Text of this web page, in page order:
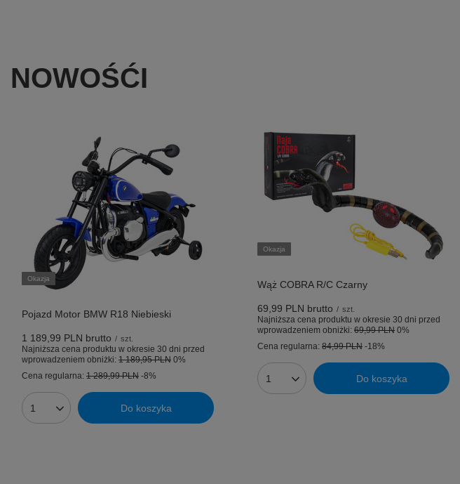
NOWOŚĆI
Okazja
Pojazd Motor BMW R18 Niebieski
1 189,99 PLN brutto / szt.
Najniższa cena produktu w okresie 30 dni przed
wprowadzeniem obniżki: 1 189,95 PLN 0%
Cena regularna: 1 289,99 PLN -8%
Ilość produktów Do koszyka
Okazja
Wąż COBRA R/C Czarny
69,99 PLN brutto / szt.
Najniższa cena produktu w okresie 30 dni przed
wprowadzeniem obniżki: 69,99 PLN 0%
Cena regularna: 84,99 PLN -18%
Ilość produktów Do koszyka